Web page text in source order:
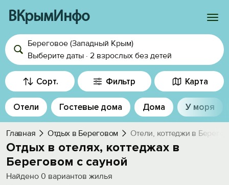
ВКрымИнфо
Войти
Избранное
История просмотра
Добавить свой объект
Береговое (Западный Крым)
Выберите даты · 2 взрослых без детей
Сорт. Фильтр Карта
Отели Гостевые дома Дома У моря
Главная Отдых в Береговом Отели, коттеджи в
Отдых в отелях, коттеджах в
Береговом с сауной
Найдено 0 вариантов жилья